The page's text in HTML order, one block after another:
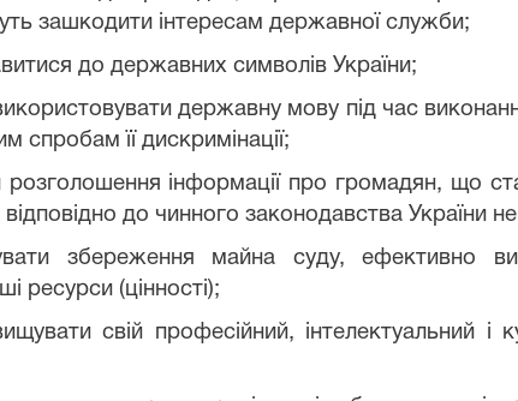
зашкодити інтересам державної служби;
до державних символів України;
державну мову під час
спробам її дискримінації;
розголошення інформації про громадян, що
відповідно до чинного законодавства України
збереження майна суду, ефективно
ресурси (цінності);
свій професійний, інтелектуальний і